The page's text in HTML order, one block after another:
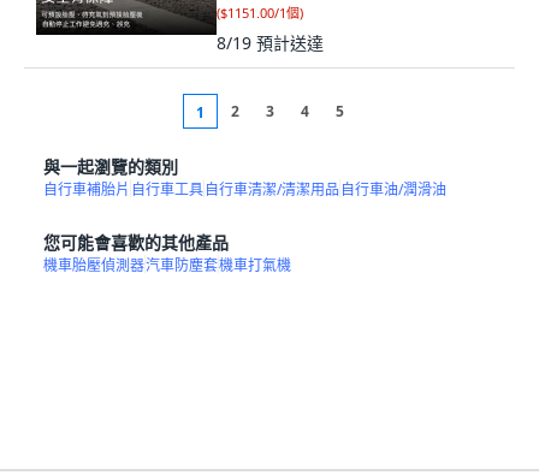
($1151.00/1個)
8/19 預計送達
1 2 3 4 5
與一起瀏覽的類別
自行車補胎片 自行車工具自行車清潔/清潔用品 自行車油/潤滑油
您可能會喜歡的其他產品
機車胎壓偵測器汽車防塵套機車打氣機